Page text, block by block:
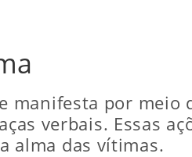
manifesta por meio
verbais. Essas
alma das vítimas.